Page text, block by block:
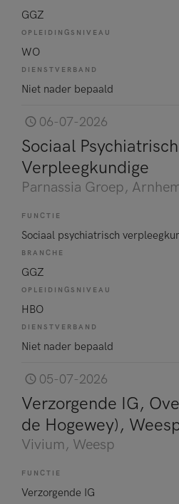
GGZ
OPLEIDINGSNIVEAU
WO
DIENSTVERBAND
Niet nader bepaald
06-07-2026
Sociaal Psychiatrisch
Verpleegkundige
Parnassia Groep,
FUNCTIE
Sociaal psychiatrisch
BRANCHE
GGZ
OPLEIDINGSNIVEAU
HBO
DIENSTVERBAND
Niet nader bepaald
05-07-2026
Verzorgende IG,
de Hogewey),
Vivium, Weesp
FUNCTIE
Verzorgende IG